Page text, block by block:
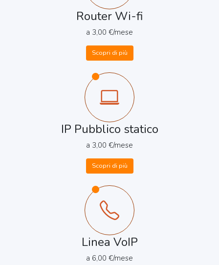
Router Wi-fi
a 3,00 €/mese
Scopri di più
IP Pubblico statico
a 3,00 €/mese
Scopri di più
Linea VoIP
a 6,00 €/mese